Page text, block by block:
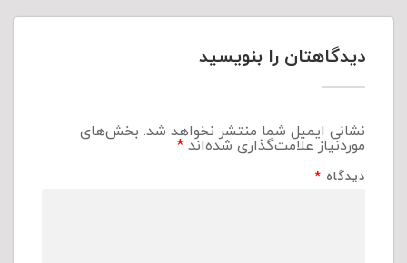
دیدگاهتان را بنویسید
نشانی ایمیل شما منتشر نخواهد شد. بخش‌های
موردنیاز علامت‌گذاری شده‌اند*
دیدگاه *